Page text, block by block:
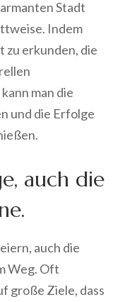
Stadt
Indem
zu erkunden, die
man die
und die Erfolge
auch die
auch die
Weg. Oft
große Ziele, dass